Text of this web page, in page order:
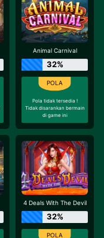
Animal Carnival
32%
Pola tidak tersedia !
Tidak disarankan bermain
di game ini
4 Deals With The Devil
32%